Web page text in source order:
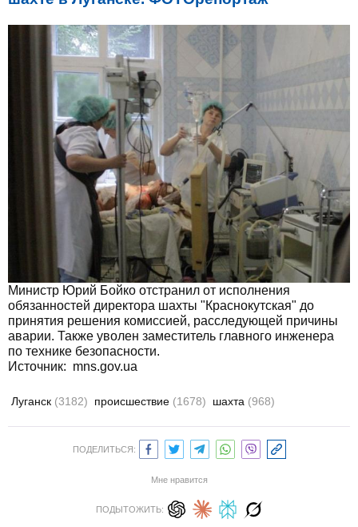
Министр Юрий Бойко отстранил от исполнения
обязанностей директора шахты "Краснокутская" до
принятия решения комиссией, расследующей причины
аварии. Также уволен заместитель главного инженера
по технике безопасности.
Источник: mns.gov.ua
Луганск (3182) происшествие (1678) шахта (968)
ПОДЕЛИТЬСЯ:
Мне нравится
ПОДЫТОЖИТЬ: